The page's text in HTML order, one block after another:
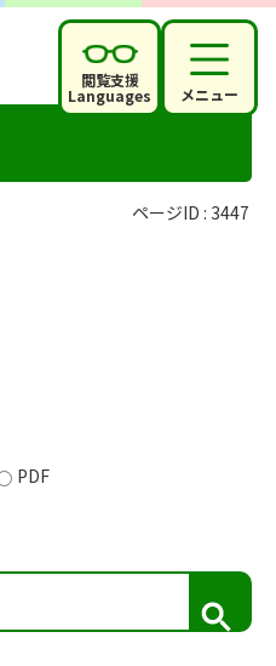
閲覧支援
Languages メニュー
ページID : 3447
PDF
検
索